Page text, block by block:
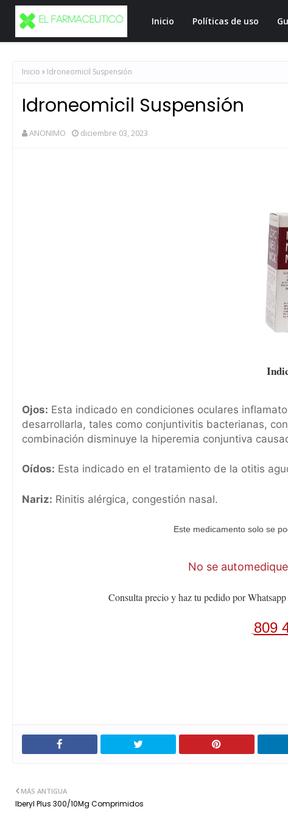
Inicio Políticas de uso
Inicio Idroneomicil Suspensión
Idroneomicil Suspensión
ANONIMO diciembre 03, 2023
Ojos: Esta indicado en condiciones oculares
desarrollarla, tales como conjuntivitis bacterianas,
combinación disminuye la hiperemia conjuntiva
Oídos: Esta indicado en el tratamiento de la otitis
Nariz: Rinitis alérgica, congestión nasal.
Este medicamento solo se
No se
Consulta precio y haz tu pedido por
809
MÁS ANTIGUA
Iberyl Plus 300/10Mg Comprimidos